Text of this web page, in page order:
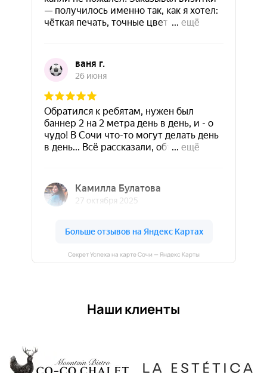
Секрет Успеха на карте Сочи — Яндекс Карты
Наши клиенты